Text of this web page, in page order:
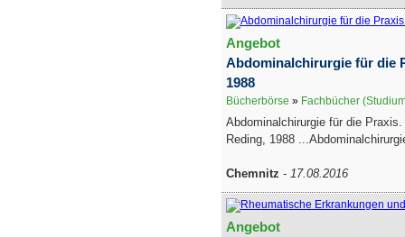
Angebot
Abdominalchirurgie für die
1988
Bücherbörse » Fachbücher
Abdominalchirurgie für die
Reding, 1988
Chemnitz - 17.08.2016
Angebot